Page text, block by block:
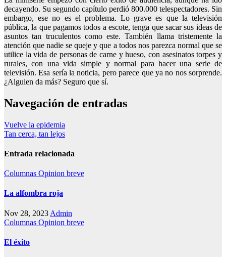
decayendo. Su segundo capítulo perdió 800.000 telespectadores. Sin
embargo, ese no es el problema. Lo grave es que la televisión
pública, la que pagamos todos a escote, tenga que sacar sus ideas de
asuntos tan truculentos como este. También llama tristemente la
atención que nadie se queje y que a todos nos parezca normal que se
utilice la vida de personas de carne y hueso, con asesinatos torpes y
rurales, con una vida simple y normal para hacer una serie de
televisión. Esa sería la noticia, pero parece que ya no nos sorprende.
¿Alguien da más? Seguro que sí.
Navegación de entradas
Vuelve la epidemia
Tan cerca, tan lejos
Entrada relacionada
Columnas Opinion breve
La alfombra roja
Nov 28, 2023 Admin
Columnas Opinion breve
El éxito